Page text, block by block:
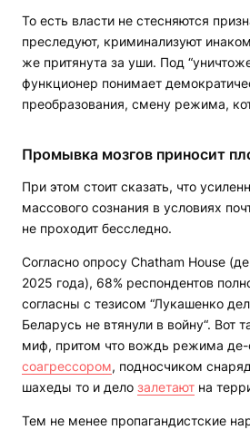
То есть власти не стесняются
преследуют, криминализуют
же притянута за уши. Под
функционер понимает
преобразования, смену режима,
Промывка мозгов приносит
При этом стоит сказать, что
массового сознания в условиях
не проходит бесследно.
Согласно опросу Chatham House
2025 года), 68% респондентов
согласны с тезисом “Лукашенко
Беларусь не втянули в войну“. Вот
миф, притом что вождь режима де-
соагрессором, подносчиком
шахеды то и дело залетают на
Тем не менее пропагандистские